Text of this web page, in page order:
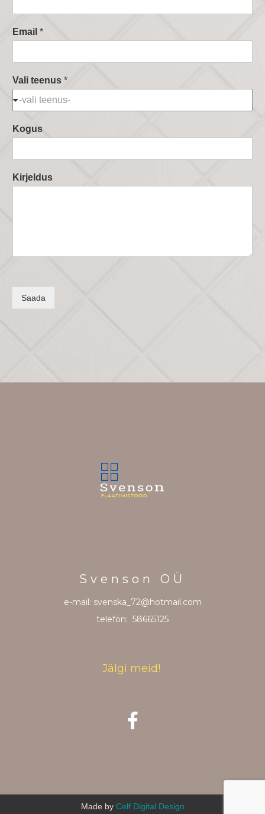
Email *
Vali teenus *
-vali teenus-
Kogus
Kirjeldus
Saada
Svenson OÜ
e-mail: svenska_72@hotmail.com
telefon: 58665125
Jälgi meid!
Made by Celf Digital Design